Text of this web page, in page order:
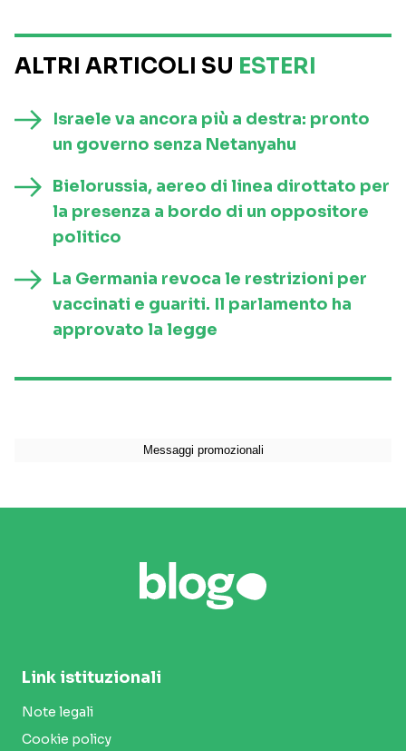
ALTRI ARTICOLI SU ESTERI
Israele va ancora più a destra: pronto
un governo senza Netanyahu
Bielorussia, aereo di linea dirottato per
la presenza a bordo di un oppositore
politico
La Germania revoca le restrizioni per
vaccinati e guariti. Il parlamento ha
approvato la legge
Link istituzionali
Note legali
Cookie policy